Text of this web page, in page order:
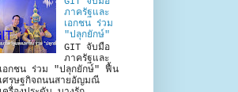
ภาครัฐและ
เอกชน ร่วม
"ปลุกยักษ์"
GIT จับมือ
ภาครัฐและ
เอกชน ร่วม "ปลุกยักษ์" ฟื้น
เศรษฐกิจถนนสายอัญมณี